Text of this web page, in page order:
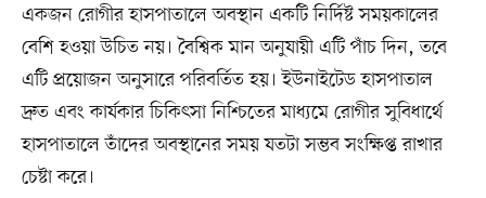
একজন রোগীর হাসপাতালে অবস্থান একটি নির্দিষ্ট সময়কালের
বেশি হওয়া উচিত নয়। বৈশ্বিক মান অনুযায়ী এটি পাঁচ দিন, তবে
এটি প্রয়োজন অনুসারে পরিবর্তিত হয়। ইউনাইটেড হাসপাতাল
দ্রুত এবং কার্যকার চিকিৎসা নিশ্চিতের মাধ্যমে রোগীর সুবিধার্থে
হাসপাতালে তাঁদের অবস্থানের সময় যতটা সম্ভব সংক্ষিপ্ত রাখার
চেষ্টা করে।